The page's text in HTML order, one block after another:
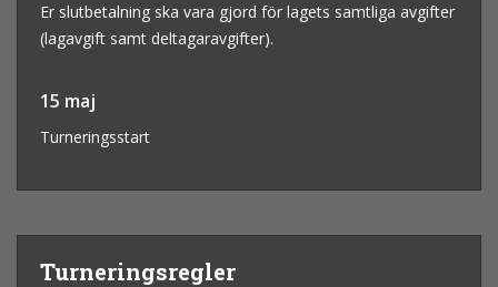
Er slutbetalning ska vara gjord för lagets samtliga avgifter
(lagavgift samt deltagaravgifter).
15 maj
Turneringsstart
Turneringsregler